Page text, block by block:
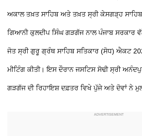
ਅਕਾਲ ਤਖ਼ਤ ਸਾਹਿਬ ਅਤੇ ਤਖ਼ਤ ਸ੍ਰੀ ਕੇਸਗੜ੍ਹ
ਗਿਆਨੀ ਕੁਲਦੀਪ ਸਿੰਘ ਗੜਗੱਜ ਨਾਲ ਪੰਜਾਬ ਸਰਕਾਰ
ਜੋਤ ਸ੍ਰੀ ਗੁਰੂ ਗ੍ਰੰਥ ਸਾਹਿਬ ਸਤਿਕਾਰ (ਸੋਧ) ਐਕਟ
ਮੀਟਿੰਗ ਕੀਤੀ। ਇਸ ਦੌਰਾਨ ਜਸਟਿਸ ਸੋਢੀ ਸ੍ਰੀ
ਗੜਗੱਜ ਦੀ ਰਿਹਾਇਸ਼ ਦਫ਼ਤਰ ਵਿਖੇ ਪੁੱਜੇ ਅਤੇ ਦੋਵਾਂ ਨੇ